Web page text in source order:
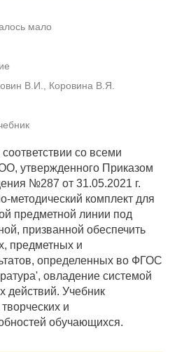
мало
В.И., Коровина В.Я.
со всеми
утвержденного Приказом
№287 от 31.05.2021 г.
методический комплект для
предметной линии под
призванной обеспечить
предметных и
определенных во ФГОС
овладение системой
действий. Учебник
и
обучающихся.